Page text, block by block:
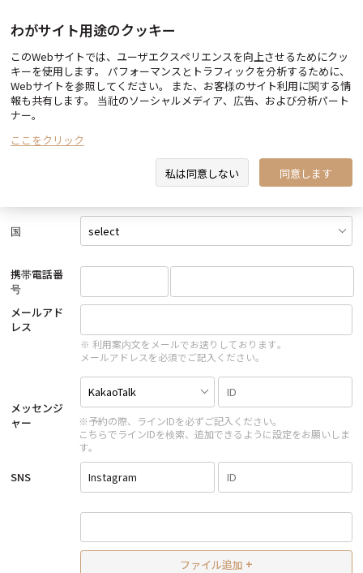
施術を予約する
お客様情報の入力
氏名
女
国
携帯電話番
号
メールアド
レス
※ 利用案内文をメールでお送りしております。
メールアドレスを必須でご記入ください。
メッセンジ
ャー
※予約の際、ラインIDを必ずご記入ください。
こちらでラインIDを検索、追加できるように設定をお願いしま
す。
SNS Instagram
ファイル追加 +
わがサイト用途のクッキー
このWebサイトでは、ユーザエクスペリエンスを向上させるためにクッ
キーを使用します。 パフォーマンスとトラフィックを分析するために、
Webサイトを参照してください。 また、お客様のサイト利用に関する情
報も共有します。 当社のソーシャルメディア、広告、および分析パート
ナー。
ここをクリック
私は同意しない 同意します